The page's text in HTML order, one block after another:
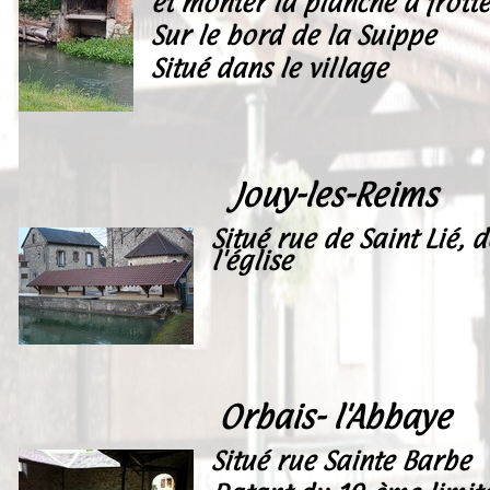
Sur le bord de la Suippe
Situé dans le village
Jouy-les-Reims
Situé rue de Saint Lié,
l'église
Orbais- l'Abbaye
Situé rue Sainte Barbe